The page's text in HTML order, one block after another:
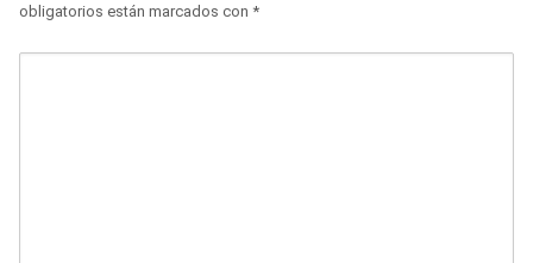
obligatorios están marcados con *